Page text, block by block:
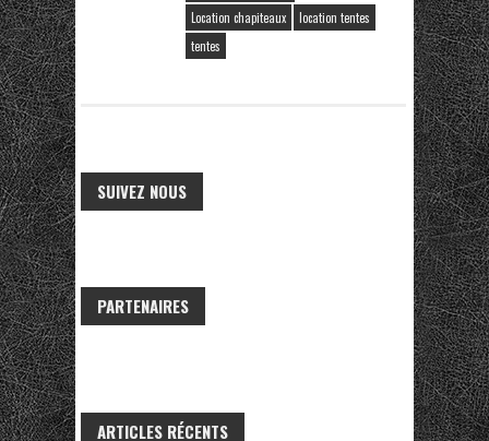
Location chapiteaux
location tentes
tentes
SUIVEZ NOUS
PARTENAIRES
ARTICLES RÉCENTS